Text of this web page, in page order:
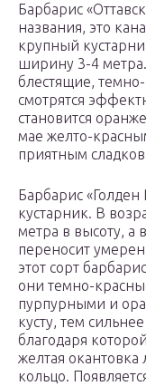
Барбарис
названия, это
крупный
ширину 3-4
блестящие,
смотрятся
становится
мае желто-
приятным
Барбарис
кустарник. В
метра в высоту,
переносит
этот сорт
они темно-
пурпурными и
кусту, тем
благодаря
желтая окантовка
кольцо.